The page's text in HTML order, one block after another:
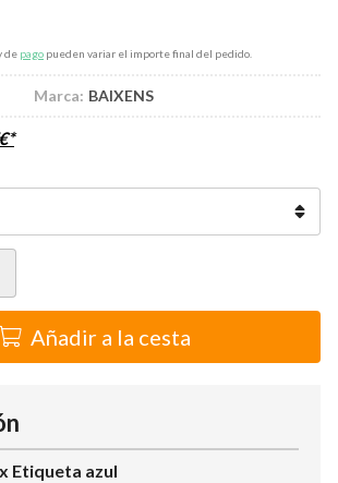
de pago pueden variar el importe final del pedido.
Marca: BAIXENS
*
Añadir a la cesta
Etiqueta azul